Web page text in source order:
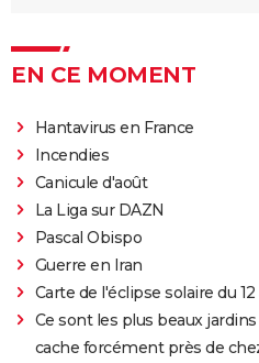
EN CE MOMENT
Hantavirus en France
Incendies
Canicule d'août
La Liga sur DAZN
Pascal Obispo
Guerre en Iran
Carte de l'éclipse solaire du
Ce sont les plus beaux
cache forcément près de